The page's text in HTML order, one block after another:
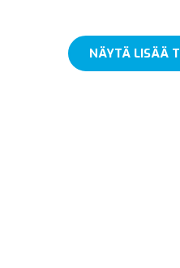
NÄYTÄ LISÄÄ